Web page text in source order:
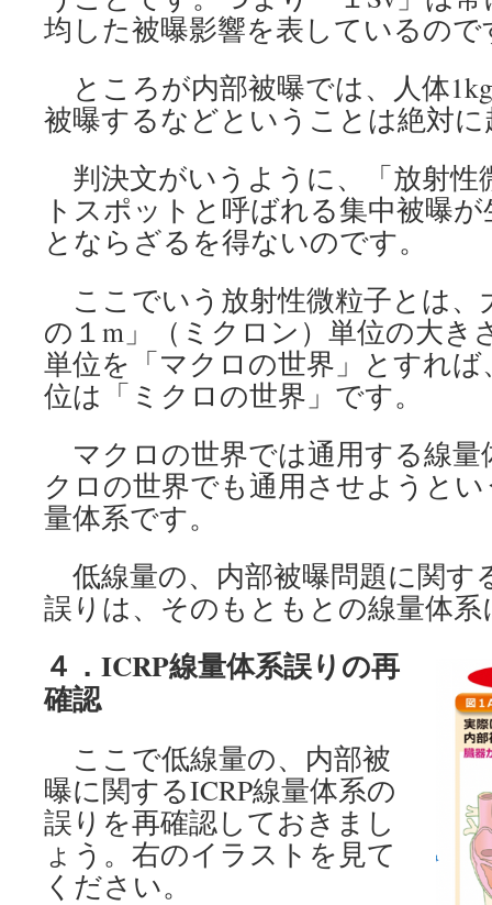
均した被曝影響を表しているので
ところが内部被曝では、人体
被曝するなどということは絶対
判決文がいうように、「放射性
トスポットと呼ばれる集中被曝
とならざるを得ないのです。
ここでいう放射性微粒子とは、
の１m」（ミクロン）単位の大き
単位を「マクロの世界」とすれば
位は「ミクロの世界」です。
マクロの世界では通用する線量
クロの世界でも通用させようと
量体系です。
低線量の、内部被曝問題に関す
誤りは、そのもともとの線量体
４．ICRP線量体系誤りの再
確認
ここで低線量の、内部被
曝に関するICRP線量体系の
誤りを再確認しておきまし
ょう。右のイラストを見て
ください。